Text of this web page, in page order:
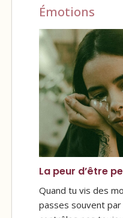
Émotions
La peur d’être
Quand tu vis des
passes souvent